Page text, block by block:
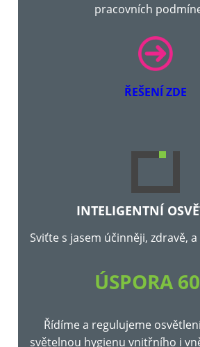
pracovních
ŘEŠENÍ ZDE
INTELIGENTNÍ
Sviťte s jasem účinněji, zdravě,
ÚSPORA
Řídíme a regulujeme
světelnou hygienu vnitřního i